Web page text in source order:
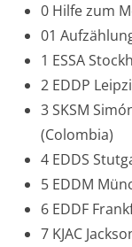
0 Hilfe zum
01
1 ESSA
2 EDDP
3 SKSM
(Colombia)
4 EDDS
5 EDDM
6 EDDF
7 KJAC